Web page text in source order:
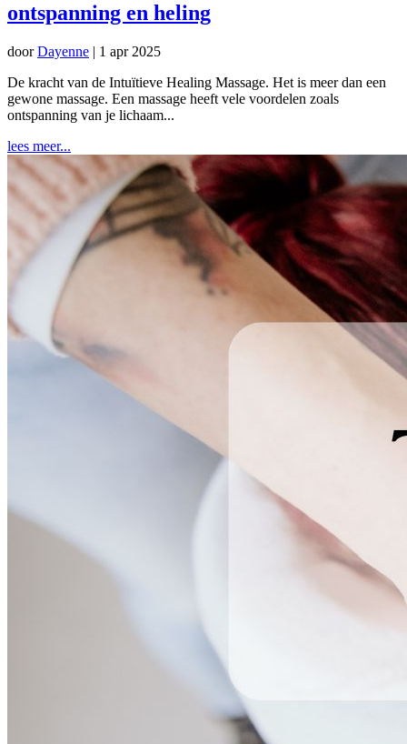
ontspanning en heling
doorDayenne | 1 apr 2025
De kracht van de Intuïtieve Healing Massage. Het is meer dan een
gewone massage. Een massage heeft vele voordelen zoals
ontspanning van je lichaam...
lees meer...